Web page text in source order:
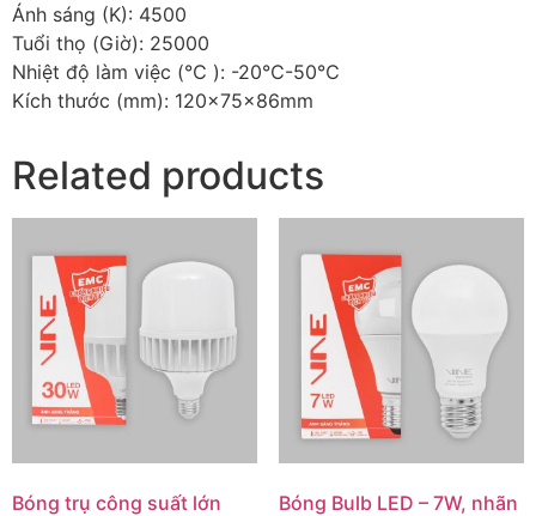
Ánh sáng (K): 4500
Tuổi thọ (Giờ): 25000
Nhiệt độ làm việc (℃ ): -20℃-50℃
Kích thước (mm): 120x75x86mm
Related products
Bóng trụ công suất lớn
Bóng Bulb LED – 7W, nhãn